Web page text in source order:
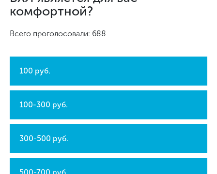
комфортной?
Всего проголосовали: 688
100 руб.
100-300 руб.
300-500 руб.